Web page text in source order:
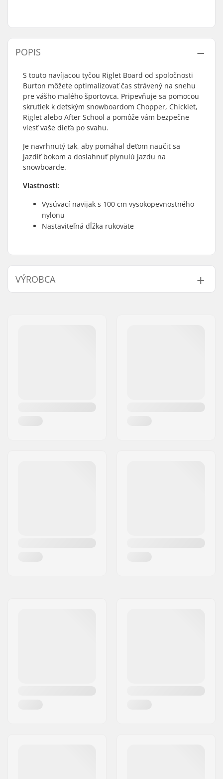
POPIS
S touto navíjacou tyčou Riglet Board od spoločnosti
Burton môžete optimalizovať čas strávený na snehu
pre vášho malého športovca. Pripevňuje sa pomocou
skrutiek k detským snowboardom Chopper, Chicklet,
Riglet alebo After School a pomôže vám bezpečne
viesť vaše dieťa po svahu.
Je navrhnutý tak, aby pomáhal deťom naučiť sa
jazdiť bokom a dosiahnuť plynulú jazdu na
snowboarde.
Vlastnosti:
Vysúvací navijak s 100 cm vysokopevnostného
nylonu
Nastaviteľná dĺžka rukoväte
VÝROBCA